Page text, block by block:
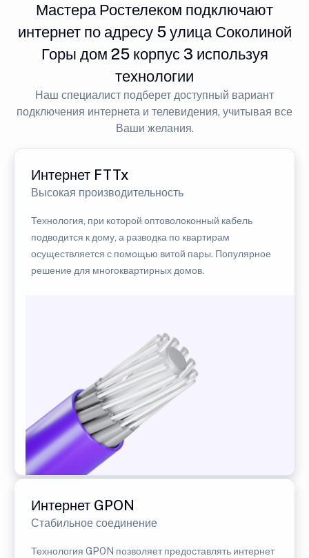
Мастера Ростелеком подключают
интернет по адресу 5 улица Соколиной
Горы дом 25 корпус 3 используя
технологии
Наш специалист подберет доступный вариант
подключения интернета и телевидения, учитывая все
Ваши желания.
Интернет FTTx
Высокая производительность
Технология, при которой оптоволоконный кабель
подводится к дому, а разводка по квартирам
осуществляется с помощью витой пары. Популярное
решение для многоквартирных домов.
Интернет GPON
Стабильное соединение
Технология GPON позволяет предоставлять интернет